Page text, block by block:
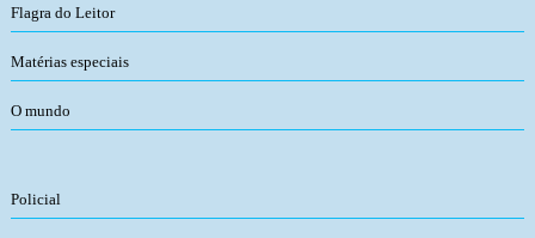
Flagra do Leitor
Matérias especiais
O mundo
Policial